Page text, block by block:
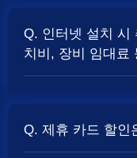
보통 500Mbps 또는
할 때 현금 사은품 및
Q. 인터넷 설치 시
치비, 장비 임대료
청구되는 경우가 많
Q. 제휴 카드 할인